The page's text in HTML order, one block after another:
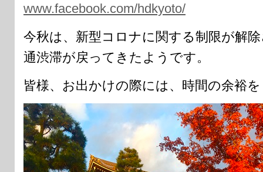
www.facebook.com/hdkyoto/
今秋は、新型コロナに関する制限が解
通渋滞が戻ってきたようです。
皆様、お出かけの際には、時間の余裕